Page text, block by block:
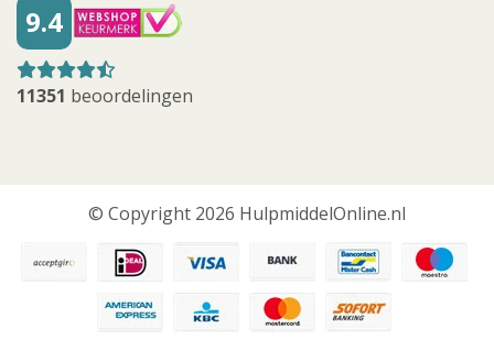
9.4
11351 beoordelingen
© Copyright 2026 HulpmiddelOnline.nl